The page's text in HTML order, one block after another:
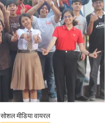
सोशल मीडिया वायरल